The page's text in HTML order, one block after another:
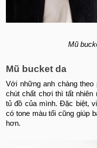
Mũ
Mũ bucket da
Với những anh chàng
chút chất chơi thì tất nhiên
tủ đồ của mình. Đặc biệt,
có tone màu tối cũng giúp
hơn.